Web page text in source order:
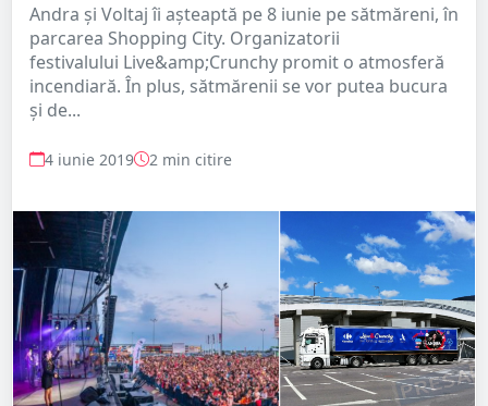
Andra și Voltaj îi așteaptă pe 8 iunie pe sătmăreni, în
parcarea Shopping City. Organizatorii
festivalului Live&amp;Crunchy promit o atmosferă
incendiară. În plus, sătmărenii se vor putea bucura
și de...
4 iunie 2019 2 min citire